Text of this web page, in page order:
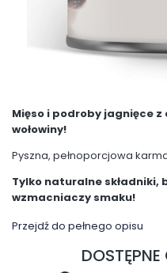
Mięso i podroby jagnięce
wołowiny!
Pyszna, pełnoporcjowa
Tylko naturalne
wzmacniaczy smaku!
Przejdź do pełnego opisu